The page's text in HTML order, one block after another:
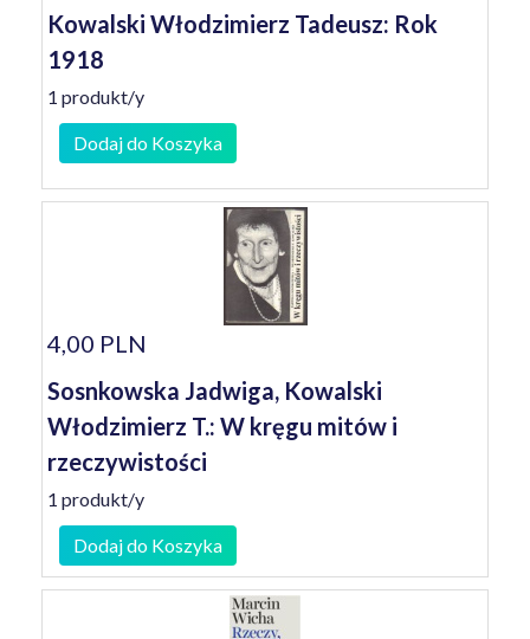
Kowalski Włodzimierz Tadeusz: Rok
1918
1 produkt/y
Dodaj do Koszyka
4,00 PLN
Sosnkowska Jadwiga, Kowalski
Włodzimierz T.: W kręgu mitów i
rzeczywistości
1 produkt/y
Dodaj do Koszyka